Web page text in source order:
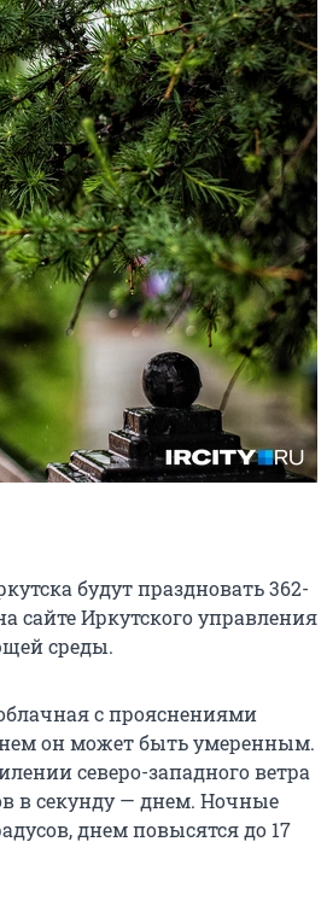
будут праздновать 362-
сайте Иркутского управления
среды.
с прояснениями
он может быть умеренным.
северо-западного ветра
в секунду — днем. Ночные
днем повысятся до 17